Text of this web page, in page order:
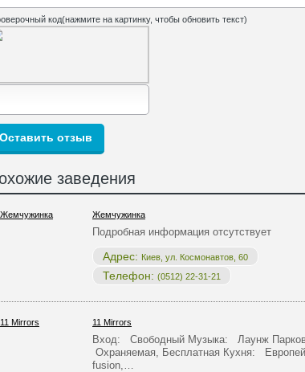
код(нажмите на картинку, чтобы обновить текст)
заведения
Жемчужинка
Подробная информация отсутствует
Адрес: Киев, ул. Космонавтов, 60
Телефон: (0512) 22-31-21
11 Mirrors
Вход: Свободный Музыка: Лаунж
Охраняемая, Бесплатная Кухня:
fusion,…